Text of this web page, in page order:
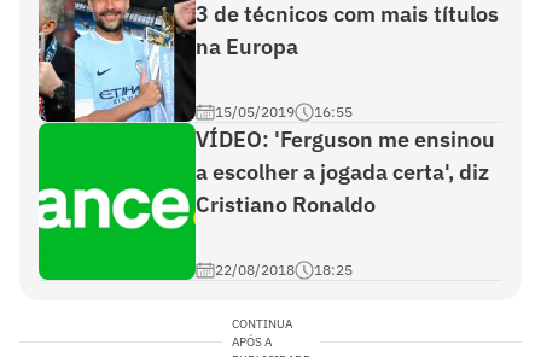
3 de técnicos com mais títulos
na Europa
15/05/2019 16:55
VÍDEO: 'Ferguson me ensinou
a escolher a jogada certa', diz
Cristiano Ronaldo
22/08/2018 18:25
CONTINUA
APÓS A